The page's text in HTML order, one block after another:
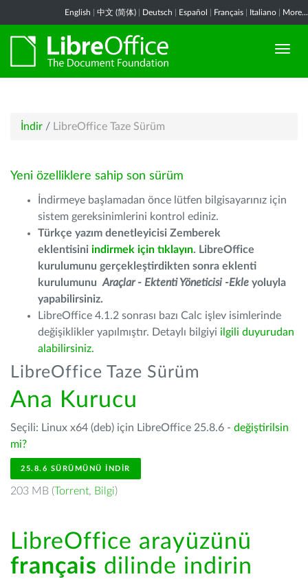
English 中文 (简体) Deutsch Español Français Italiano More...
İndir / LibreOffice Taze Sürüm
Yeni özelliklere sahip son sürüm
İndirmeye başlamadan önce lütfen bilgisayarınız için
sistem gereksinimlerini kontrol ediniz.
Türkçe yazım denetleyicisi Zemberek
eklentisini indirmek için tıklayın. LibreOffice
kurulumunu gerçekleştirdikten sonra eklenti
kurulumunu Araçlar - Ektenti Yöneticisi -Ekle yoluyla
yapabilirsiniz.
LibreOffice 4.1.2 sonrası bazı Calc işlev isimlerinde
değişiklikler yapılmıştır. Detaylı bilgiyi ilgili duyurudan
alabilirsiniz.
LibreOffice Taze Sürüm
Ana Kurucu
Seçili: Linux x64 (deb) için LibreOffice 25.8.6 - değiştirilsin
mi?
25.8.6 SÜRÜMÜNÜ İNDIR
203 MB (Torrent, Bilgi)
LibreOffice arayüzünü
français dilinde indirin